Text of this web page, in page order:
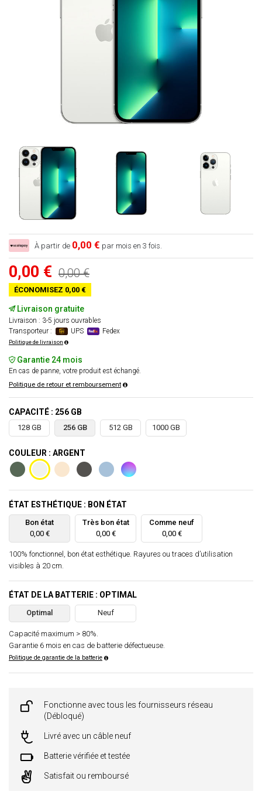
À partir de 0,00 € par mois en 3 fois.
0,00 € 0,00 €
ÉCONOMISEZ 0,00 €
Livraison gratuite
Livraison : 3-5 jours ouvrables
Transporteur :
UPS Fedex
Politique de livraison
Garantie 24 mois
En cas de panne, votre produit est échangé.
Politique de retour et remboursement
CAPACITÉ : 256 GB
128 GB 256 GB 512 GB 1000 GB
COULEUR : ARGENT
ÉTAT ESTHÉTIQUE : BON ÉTAT
Bon état
0,00 €
Très bon état
0,00 €
Comme neuf
0,00 €
100% fonctionnel, bon état esthétique. Rayures ou traces d’utilisation
visibles à 20 cm.
ÉTAT DE LA BATTERIE : OPTIMAL
Optimal Neuf
Capacité maximum > 80%.
Garantie 6 mois en cas de batterie défectueuse.
Politique de garantie de la batterie
Fonctionne avec tous les fournisseurs réseau
(Débloqué)
Livré avec un câble neuf
Batterie vérifiée et testée
Satisfait ou remboursé